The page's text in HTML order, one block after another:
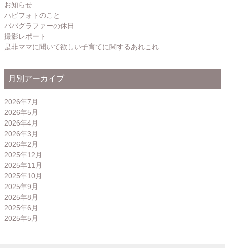
お知らせ
ハピフォトのこと
パパグラファーの休日
撮影レポート
是非ママに聞いて欲しい子育てに関するあれこれ
月別アーカイブ
2026年7月
2026年5月
2026年4月
2026年3月
2026年2月
2025年12月
2025年11月
2025年10月
2025年9月
2025年8月
2025年6月
2025年5月